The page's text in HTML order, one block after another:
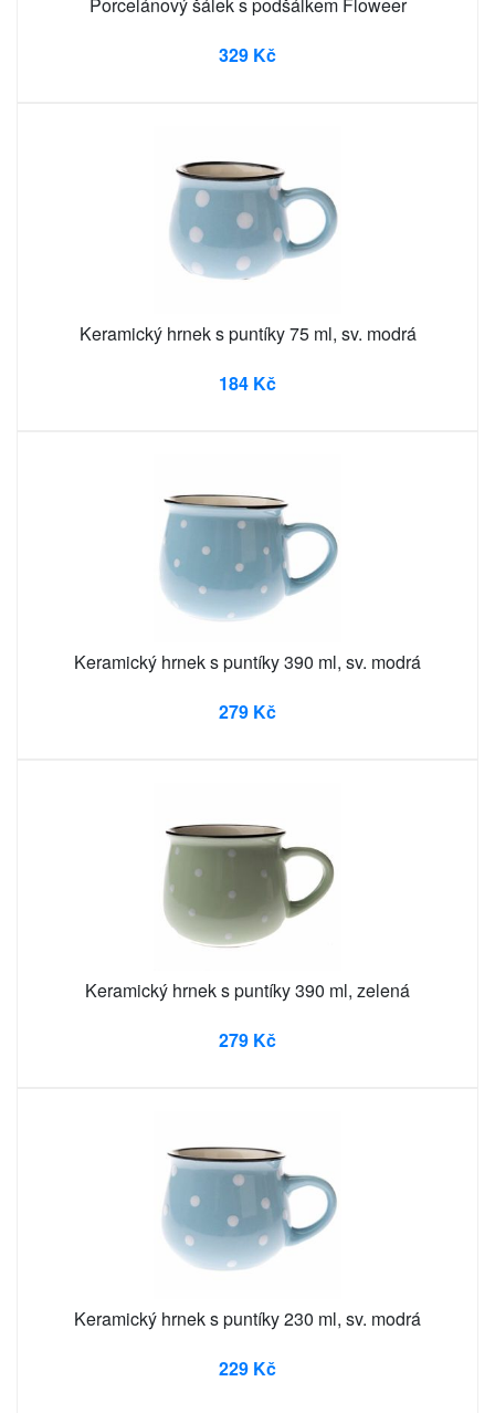
329 Kč
Keramický hrnek s puntíky 75 ml, sv. modrá
184 Kč
Keramický hrnek s puntíky 390 ml, sv. modrá
279 Kč
Keramický hrnek s puntíky 390 ml, zelená
279 Kč
Keramický hrnek s puntíky 230 ml, sv. modrá
229 Kč